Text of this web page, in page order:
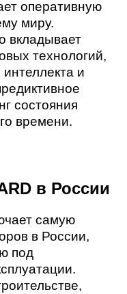
оперативную
миру.
вкладывает
технологий,
и
состояния
времени.
в России
самую
в России,
под